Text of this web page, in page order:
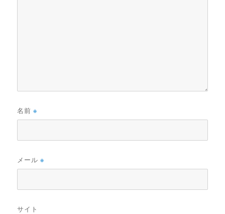
名前※
メール※
サイト